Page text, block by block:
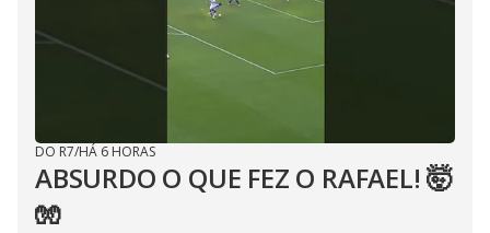
DO R7/HÁ 6 HORAS
ABSURDO O QUE FEZ O RAFAEL! 🤯
🧤